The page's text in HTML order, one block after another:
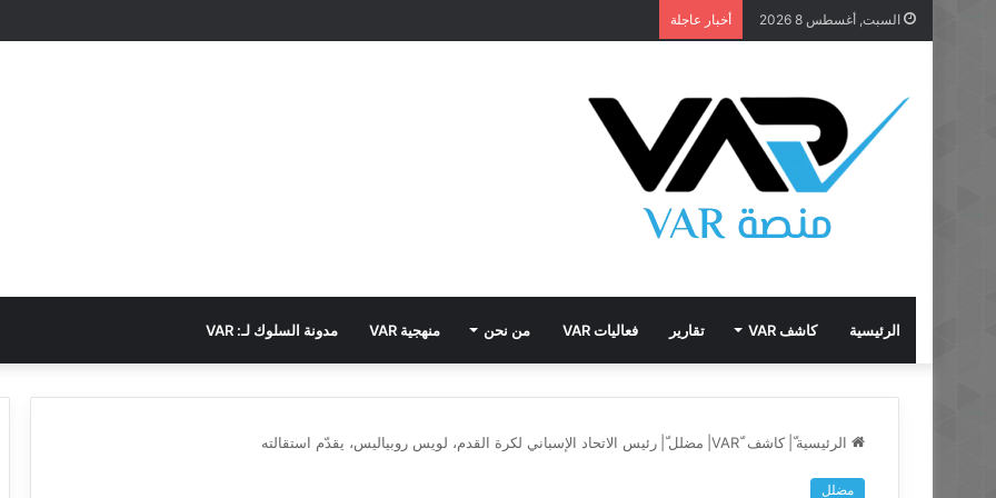
السبت, أغسطس 8 2026 أخبار عاجلة
الرئيسية كاشف VAR تقارير فعاليات VAR من نحن منهجية VAR مدونة السلوك لـ: VAR
الرئيسية كاشف VAR مضلل رئيس الاتحاد الإسباني لكرة القدم، لويس روبياليس، يقدّم استقالته
مضلل